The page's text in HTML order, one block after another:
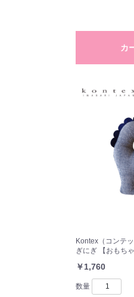
カ
Kontex（コンテ
ぎにぎ 【おもちゃ
￥1,760
数量